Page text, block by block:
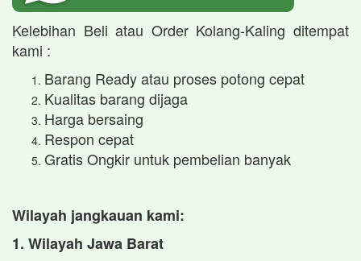
Kelebihan Beli atau Order Kolang-Kaling ditempat
kami :
Barang Ready atau proses potong cepat
Kualitas barang dijaga
Harga bersaing
Respon cepat
Gratis Ongkir untuk pembelian banyak
Wilayah jangkauan kami:
1. Wilayah Jawa Barat